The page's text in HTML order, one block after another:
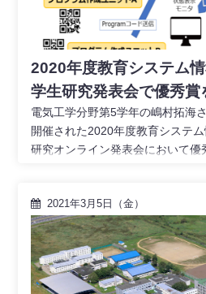
2020年度教育システム
学生研究発表会で優秀賞
電気工学分野第5学年の嶋村拓海
開催された2020年度教育システ
研究オンライン発表会において優
2021年3月5日（金）